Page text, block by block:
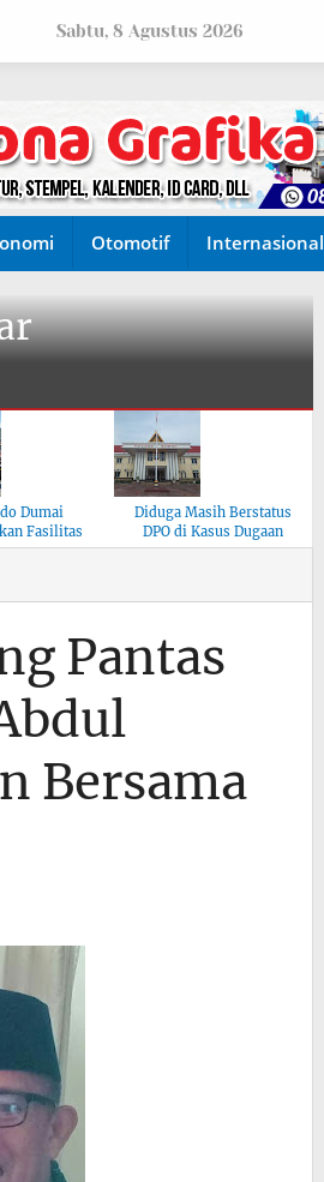
Sabtu, 8 Agustus 2026
Otomotif Internasional
Dumai
Fasilitas
Arus
Diduga Masih Berstatus
DPO di Kasus Dugaan
Pemalsuan Paspor, Polres
Pantas
Bersama